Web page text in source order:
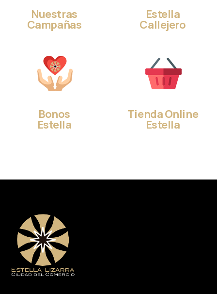
Nuestras
Campañas
Estella
Callejero
Bonos
Estella
Tienda Online
Estella